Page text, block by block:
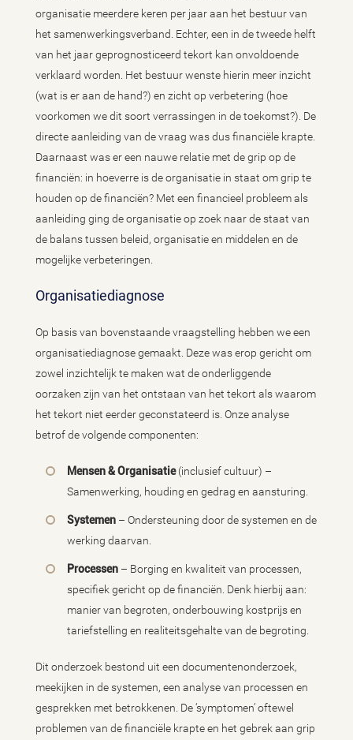
organisatie meerdere keren per jaar aan het bestuur van
het samenwerkingsverband. Echter, een in de tweede helft
van het jaar geprognosticeerd tekort kan onvoldoende
verklaard worden. Het bestuur wenste hierin meer inzicht
(wat is er aan de hand?) en zicht op verbetering (hoe
voorkomen we dit soort verrassingen in de toekomst?). De
directe aanleiding van de vraag was dus financiële krapte.
Daarnaast was er een nauwe relatie met de grip op de
financiën: in hoeverre is de organisatie in staat om grip te
houden op de financiën? Met een financieel probleem als
aanleiding ging de organisatie op zoek naar de staat van
de balans tussen beleid, organisatie en middelen en de
mogelijke verbeteringen.
Organisatiediagnose
Op basis van bovenstaande vraagstelling hebben we een
organisatiediagnose gemaakt. Deze was erop gericht om
zowel inzichtelijk te maken wat de onderliggende
oorzaken zijn van het ontstaan van het tekort als waarom
het tekort niet eerder geconstateerd is. Onze analyse
betrof de volgende componenten:
Mensen & Organisatie(inclusief cultuur) –
Samenwerking, houding en gedrag en aansturing.
Systemen – Ondersteuning door de systemen en de
werking daarvan.
Processen – Borging en kwaliteit van processen,
specifiek gericht op de financiën. Denk hierbij aan:
manier van begroten, onderbouwing kostprijs en
tariefstelling en realiteitsgehalte van de begroting.
Dit onderzoek bestond uit een documentenonderzoek,
meekijken in de systemen, een analyse van processen en
gesprekken met betrokkenen. De ‘symptomen’ oftewel
problemen van de financiële krapte en het gebrek aan grip